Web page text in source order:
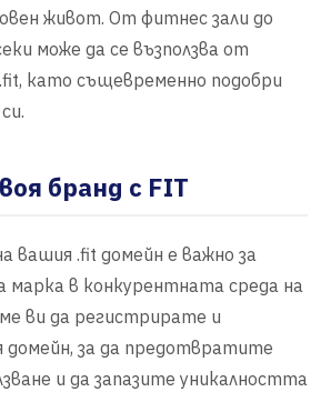
живот. От фитнес зали до
може да се възползва от
като същевременно подобри
бранд с FIT
вашия .fit домейн е важно за
в конкурентната среда на
ви да регистрирате и
домейн, за да предотвратите
и да запазите уникалността